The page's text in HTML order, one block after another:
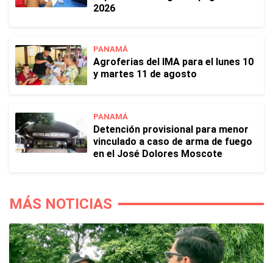
2026
PANAMÁ
Agroferias del IMA para el lunes 10
y martes 11 de agosto
PANAMÁ
Detención provisional para menor
vinculado a caso de arma de fuego
en el José Dolores Moscote
MÁS NOTICIAS